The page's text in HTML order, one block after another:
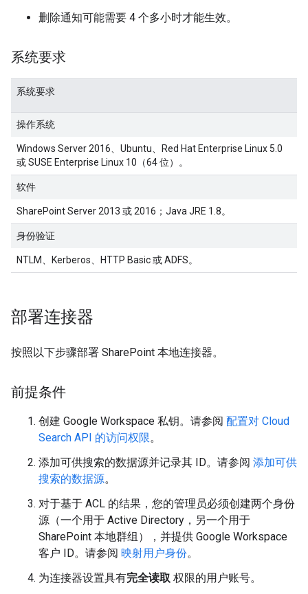
删除通知可能需要 4 个多小时才能生效。
系统要求
系统要求
操作系统
Windows Server 2016、Ubuntu、Red Hat Enterprise Linux 5.0
或 SUSE Enterprise Linux 10（64 位）。
软件
SharePoint Server 2013 或 2016；Java JRE 1.8。
身份验证
NTLM、Kerberos、HTTP Basic 或 ADFS。
部署连接器
按照以下步骤部署 SharePoint 本地连接器。
前提条件
创建 Google Workspace 私钥。请参阅 配置对 Cloud
Search API 的访问权限。
添加可供搜索的数据源并记录其 ID。请参阅 添加可供
搜索的数据源。
对于基于 ACL 的结果，您的管理员必须创建两个身份
源（一个用于 Active Directory，另一个用于
SharePoint 本地群组），并提供 Google Workspace
客户 ID。请参阅 映射用户身份。
为连接器设置具有完全读取 权限的用户账号。